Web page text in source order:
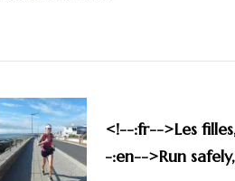
<!--:fr-->Les
-:en-->Run